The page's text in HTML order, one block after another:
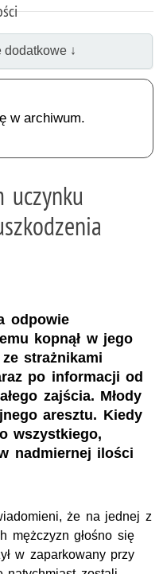
dodatkowe ↓
w archiwum.
uczynku
odpowie
kopnął w jego
strażnikami
po informacji od
zajścia. Młody
aresztu. Kiedy
wszystkiego,
nadmiernej ilości
że na jednej z
mężczyzn głośno się
w zaparkowany przy